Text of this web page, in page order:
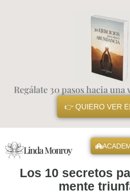
Regálate 30 pasos hacia
👉 QUIERO VER
Los 10 secretos
mente